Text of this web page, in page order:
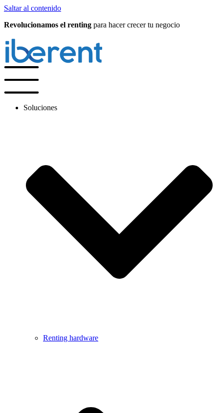
Saltar al contenido
Revolucionamos el renting para hacer crecer tu negocio
Soluciones
Renting hardware